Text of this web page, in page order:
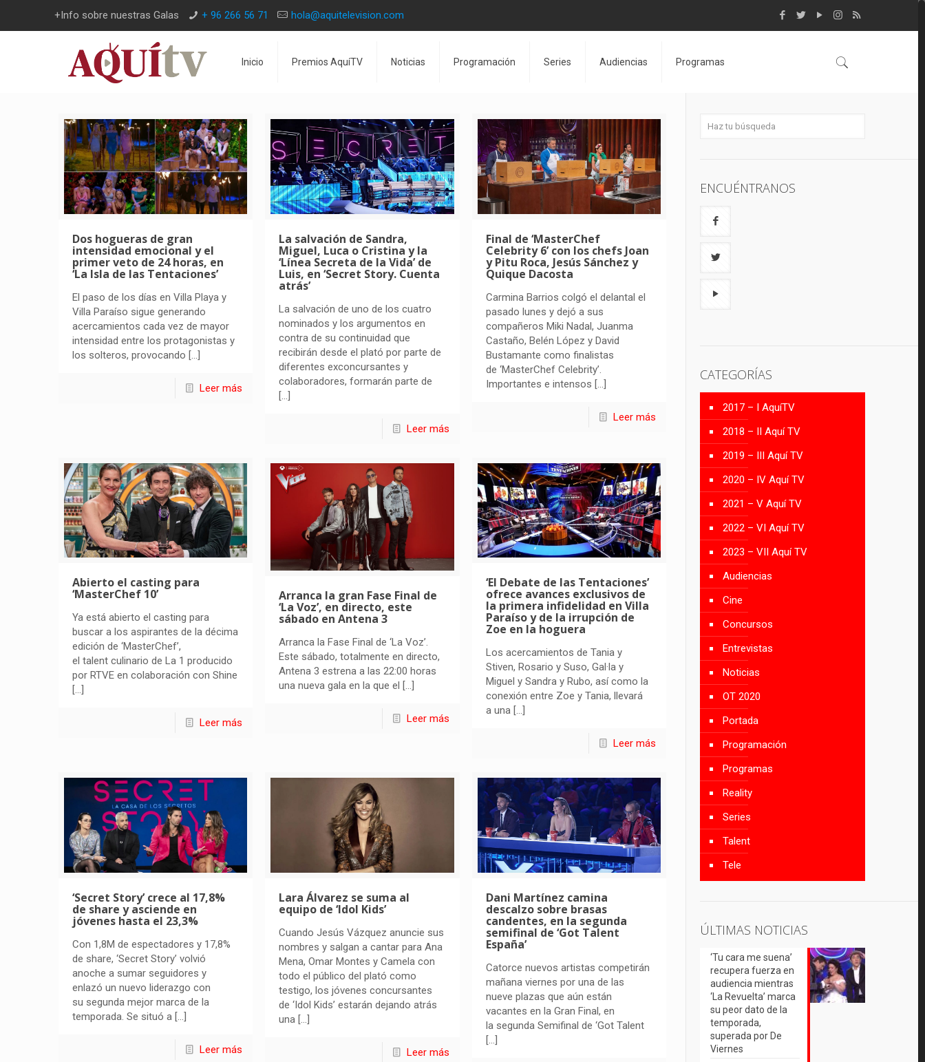
+Info sobre nuestras Galas + 96 266 56 71 hola@aquitelevision.com
Inicio Premios AquíTV Noticias Programación Series Audiencias Programas
Dos hogueras de gran
intensidad emocional y el
primer veto de 24 horas, en
‘La Isla de las Tentaciones’
El paso de los días en Villa Playa y
Villa Paraíso sigue generando
acercamientos cada vez de mayor
intensidad entre los protagonistas y
los solteros, provocando […]
Leer más
La salvación de Sandra,
Miguel, Luca o Cristina y la
‘Línea Secreta de la Vida’ de
Luis, en ‘Secret Story. Cuenta
atrás’
La salvación de uno de los cuatro
nominados y los argumentos en
contra de su continuidad que
recibirán desde el plató por parte de
diferentes exconcursantes y
colaboradores, formarán parte de
[…]
Leer más
Final de ‘MasterChef
Celebrity 6’ con los chefs Joan
y Pitu Roca, Jesús Sánchez y
Quique Dacosta
Carmina Barrios colgó el delantal el
pasado lunes y dejó a sus
compañeros Miki Nadal, Juanma
Castaño, Belén López y David
Bustamante como finalistas
de ‘MasterChef Celebrity’.
Importantes e intensos […]
Leer más
Abierto el casting para
‘MasterChef 10’
Ya está abierto el casting para
buscar a los aspirantes de la décima
edición de ‘MasterChef’,
el talent culinario de La 1 producido
por RTVE en colaboración con Shine
[…]
Leer más
Arranca la gran Fase Final de
‘La Voz’, en directo, este
sábado en Antena 3
Arranca la Fase Final de ‘La Voz’.
Este sábado, totalmente en directo,
Antena 3 estrena a las 22:00 horas
una nueva gala en la que el
[…]
Leer más
‘El Debate de las Tentaciones’
ofrece avances exclusivos de
la primera infidelidad en Villa
Paraíso y de la irrupción de
Zoe en la hoguera
Los acercamientos de Tania y
Stiven, Rosario y Suso, Gal·la y
Miguel y Sandra y Rubo, así como la
conexión entre Zoe y Tania, llevará
a una[…]
Leer más
‘Secret Story’ crece al 17,8%
de share y asciende en
jóvenes hasta el 23,3%
Con 1,8M de espectadores y 17,8%
de share, ‘Secret Story’ volvió
anoche a sumar seguidores y
enlazó un nuevo liderazgo con
su segunda mejor marca de la
temporada. Se situó a […]
Leer más
Lara Álvarez se suma al
equipo de ‘Idol Kids’
Cuando Jesús Vázquez anuncie sus
nombres y salgan a cantar para Ana
Mena, Omar Montes y Camela con
todo el público del plató como
testigo, los jóvenes concursantes
de ‘Idol Kids’ estarán dejando atrás
una […]
Leer más
Dani Martínez camina
descalzo sobre brasas
candentes, en la segunda
semifinal de ‘Got Talent
España’
Catorce nuevos artistas competirán
mañana viernes por una de las
nueve plazas que aún están
vacantes en la Gran Final, en
la segunda Semifinal de ‘Got Talent
[…]
ENCUÉNTRANOS
CATEGORÍAS
2017 – I AquíTV
2018 – II Aquí TV
2019 – III Aquí TV
2020 – IV Aquí TV
2021 – V Aquí TV
2022 – VI Aquí TV
2023 – VII Aquí TV
Audiencias
Cine
Concursos
Entrevistas
Noticias
OT 2020
Portada
Programación
Programas
Reality
Series
Talent
Tele
ÚLTIMAS NOTICIAS
‘Tu cara me suena’
recupera fuerza en
audiencia mientras
‘La Revuelta’ marca
su peor dato de la
temporada,
superada por De
Viernes